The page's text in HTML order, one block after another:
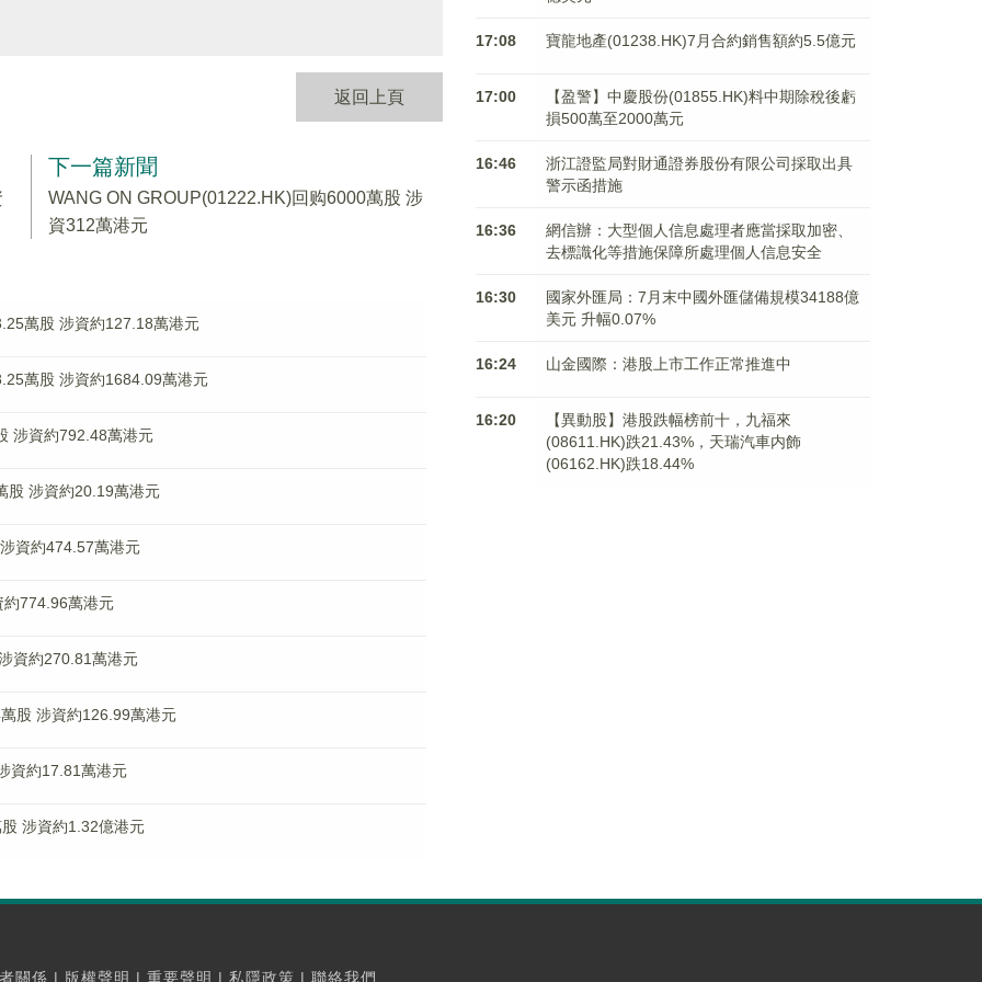
返回上頁
下一篇新聞
WANG ON GROUP(01222.HK)回购6000萬股 涉
資312萬港元
萬股 涉資約127.18萬港元
萬股 涉資約1684.09萬港元
涉資約792.48萬港元
股 涉資約20.19萬港元
資約474.57萬港元
774.96萬港元
資約270.81萬港元
股 涉資約126.99萬港元
資約17.81萬港元
涉資約1.32億港元
17:08 寶龍地產(01238.HK)7月合約銷售額約5.5億元
17:00
【盈警】中慶股份(01855.HK)料中期除稅後虧
損500萬至2000萬元
16:46
浙江證監局對財通證券股份有限公司採取出具
警示函措施
16:36
網信辦：大型個人信息處理者應當採取加密、
去標識化等措施保障所處理個人信息安全
16:30
國家外匯局：7月末中國外匯儲備規模34188億
美元 升幅0.07%
16:24 山金國際：港股上市工作正常推進中
16:20
【異動股】港股跌幅榜前十，九福來
(08611.HK)跌21.43%，天瑞汽車内飾
(06162.HK)跌18.44%
關係 | 版權聲明 | 重要聲明 | 私隱政策 | 聯絡我們